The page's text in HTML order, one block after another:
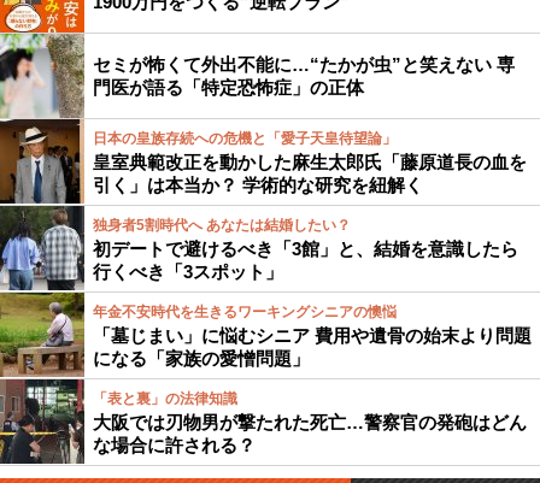
セミが怖くて外出不能に…“たかが虫”と笑えない 専
門医が語る「特定恐怖症」の正体
日本の皇族存続への危機と「愛子天皇待望論」
皇室典範改正を動かした麻生太郎氏「藤原道長の血を
引く」は本当か？ 学術的な研究を紐解く
独身者5割時代へ あなたは結婚したい？
初デートで避けるべき「3館」と、結婚を意識したら
行くべき「3スポット」
年金不安時代を生きるワーキングシニアの懊悩
「墓じまい」に悩むシニア 費用や遺骨の始末より問題
になる「家族の愛憎問題」
「表と裏」の法律知識
大阪では刃物男が撃たれた死亡…警察官の発砲はどん
な場合に許される？